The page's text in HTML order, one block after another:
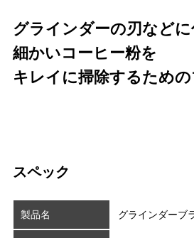
グラインダーの刃などに
細かいコーヒー粉を
キレイに掃除するため
スペック
製品名 グラインダーブ